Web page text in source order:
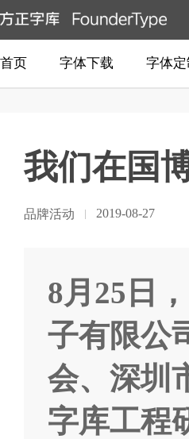
首页 字体下载 字体定
我们在国
品牌活动 2019-08-27
8月25日
子有限公
会、深圳
字库工程